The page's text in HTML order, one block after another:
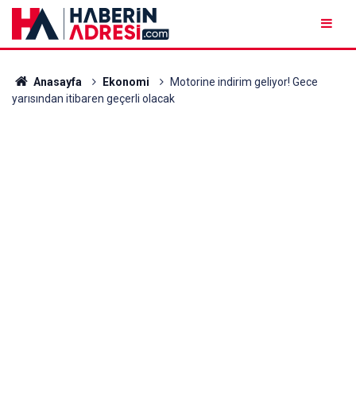
Anasayfa Ekonomi
Motorine indirim geliyor! Gece
yarısından itibaren geçerli olacak